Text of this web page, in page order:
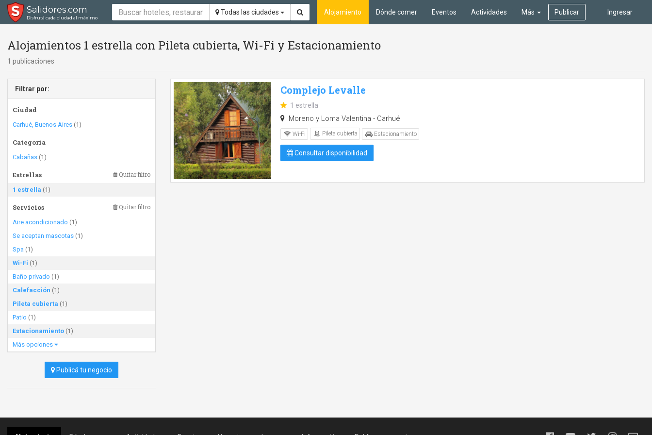
Salidores.com
Disfrutá cada ciudad al máximo
Todas las ciudades Ingresar
Alojamiento Dónde comer Eventos Actividades Más Publicar
Alojamientos 1 estrella con Pileta cubierta, Wi-Fi y Estacionamiento
1 publicaciones
Filtrar por:
Ciudad
Carhué, Buenos Aires (1)
Categoría
Cabañas (1)
Estrellas Quitar filtro
1 estrella (1)
Servicios Quitar filtro
Aire acondicionado (1)
Se aceptan mascotas (1)
Spa (1)
Wi-Fi (1)
Baño privado (1)
Calefacción (1)
Pileta cubierta (1)
Patio (1)
Estacionamiento (1)
Más opciones
Publicá tu negocio
Complejo Levalle
1 estrella
Moreno y Loma Valentina - Carhué
Wi-Fi Pileta cubierta Estacionamiento
Consultar disponibilidad